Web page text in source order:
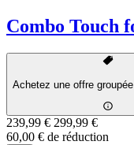
Combo Touch
Achetez une offre
239,99 € 299,99 €
60,00 € de réduction